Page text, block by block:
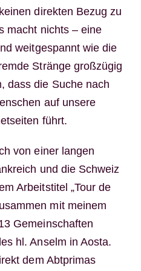
direkten Bezug zu
macht nichts – eine
weitgespannt wie die
Stränge großzügig
dass die Suche nach
auf unsere
führt.
von einer langen
und die Schweiz
Arbeitstitel „Tour de
mit meinem
Gemeinschaften
hl. Anselm in Aosta.
dem Abtprimas